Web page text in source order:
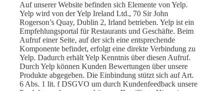
Auf unserer Website befinden sich Elemente von Yelp.
Yelp wird von der Yelp Ireland Ltd., 70 Sir John
Rogerson’s Quay, Dublin 2, Irland betrieben. Yelp ist ein
Empfehlungsportal für Restaurants und Geschäfte. Beim
Aufruf einer Seite, auf der sich eine entsprechende
Komponente befindet, erfolgt eine direkte Verbindung zu
Yelp. Dadurch erhält Yelp Kenntnis über diesen Aufruf.
Durch Yelp können Kunden Bewertungen über unsere
Produkte abgegeben. Die Einbindung stützt sich auf Art.
6 Abs. 1 lit. f DSGVO um durch Kundenfeedback unsere